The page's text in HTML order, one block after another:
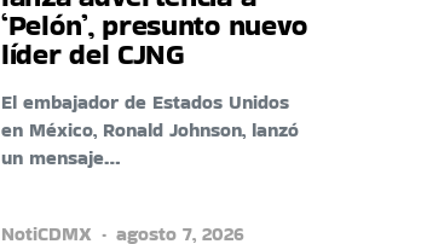
‘Pelón’, presunto nuevo
líder del CJNG
El embajador de Estados Unidos
en México, Ronald Johnson, lanzó
un mensaje…
NotiCDMX agosto 7, 2026